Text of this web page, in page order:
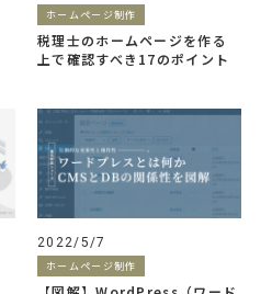
ホームページ制作
税理士のホームページを作る
上で確認すべき17のポイント
2022/5/7
ホームページ制作